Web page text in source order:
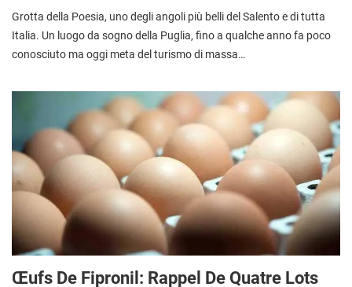
Grotta della Poesia, uno degli angoli più belli del Salento e di tutta
Italia. Un luogo da sogno della Puglia, fino a qualche anno fa poco
conosciuto ma oggi meta del turismo di massa…
Œufs De Fipronil: Rappel De Quatre Lots